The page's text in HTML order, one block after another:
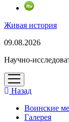
RuTube
Живая история
09.08.2026
Научно-
открыть
меню
Назад
Воинские
Галерея